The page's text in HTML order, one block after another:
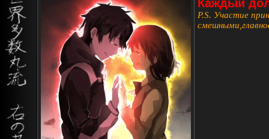
Каждый
P.S. Участие